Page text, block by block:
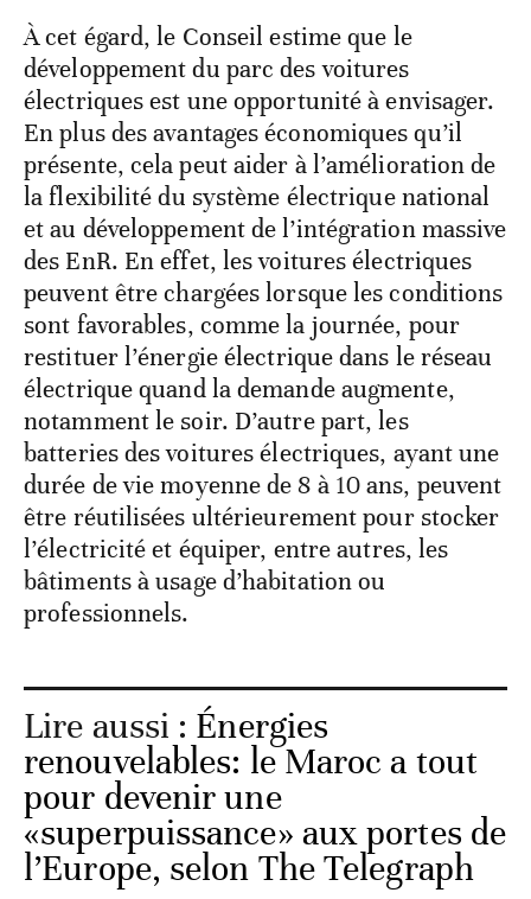
À cet égard, le Conseil estime que le
développement du parc des voitures
électriques est une opportunité à envisager.
En plus des avantages économiques qu’il
présente, cela peut aider à l’amélioration de
la flexibilité du système électrique national
et au développement de l’intégration massive
des EnR. En effet, les voitures électriques
peuvent être chargées lorsque les conditions
sont favorables, comme la journée, pour
restituer l’énergie électrique dans le réseau
électrique quand la demande augmente,
notamment le soir. D’autre part, les
batteries des voitures électriques, ayant une
durée de vie moyenne de 8 à 10 ans, peuvent
être réutilisées ultérieurement pour stocker
l’électricité et équiper, entre autres, les
bâtiments à usage d’habitation ou
professionnels.
Lire aussi : Énergies
renouvelables: le Maroc a tout
pour devenir une
«superpuissance» aux portes de
l’Europe, selon The Telegraph